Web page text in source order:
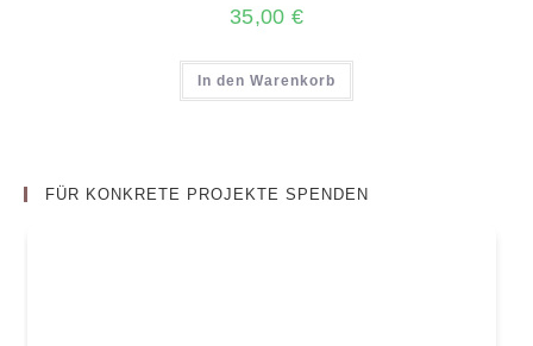
35,00 €
In den Warenkorb
FÜR KONKRETE PROJEKTE SPENDEN